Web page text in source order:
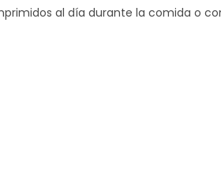
al día durante la comida o